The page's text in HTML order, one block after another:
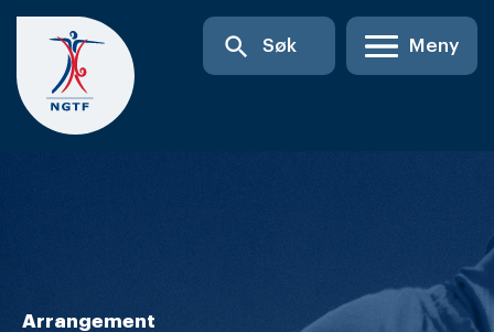
Skip
content
search Søk Meny
Arrangement